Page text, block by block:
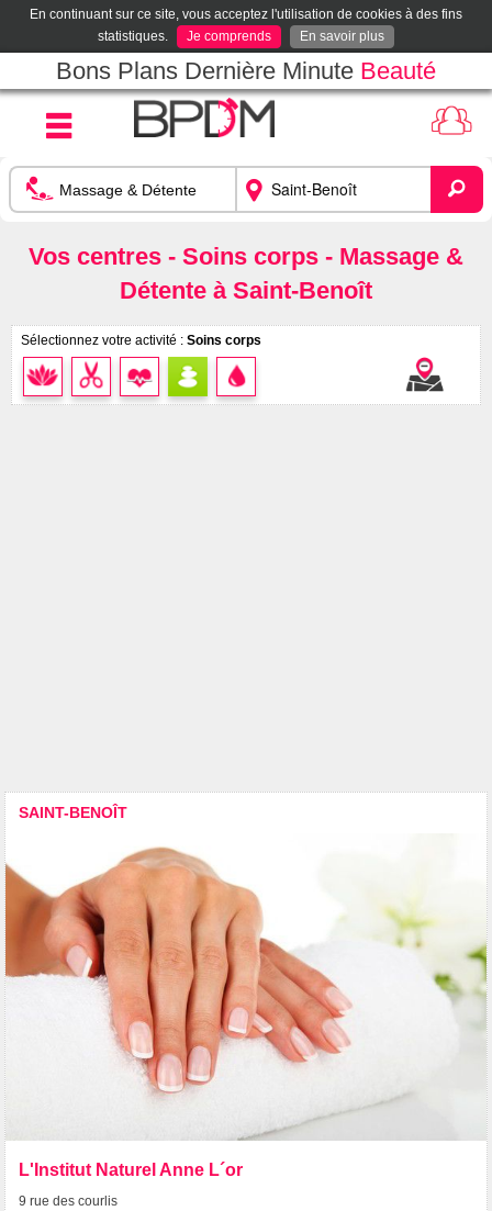
En continuant sur ce site, vous acceptez l'utilisation de cookies à des fins
statistiques.
Je comprends En savoir plus
Bons Plans Dernière Minute Beauté
Vos centres - Soins corps - Massage &
Détente à Saint-Benoît
Sélectionnez votre activité : Soins corps
SAINT-BENOÎT
L'Institut Naturel Anne L´or
9 rue des courlis